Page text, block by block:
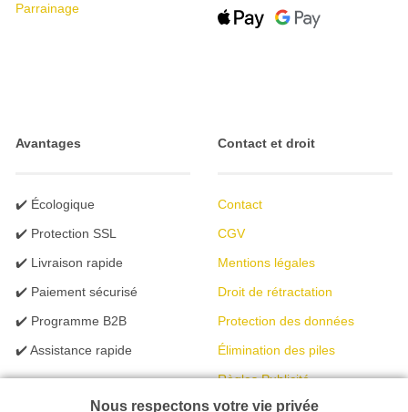
Parrainage
Avantages
✔️ Écologique
✔️ Protection SSL
✔️ Livraison rapide
✔️ Paiement sécurisé
✔️ Programme B2B
✔️ Assistance rapide
Contact et droit
Contact
CGV
Mentions légales
Droit de rétractation
Protection des données
Élimination des piles
Règles Publicité
Nous respectons votre vie privée